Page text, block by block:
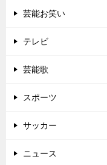
芸能お笑い
テレビ
芸能歌
スポーツ
サッカー
ニュース